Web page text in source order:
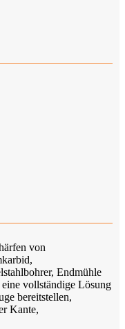
von
Endmühle
vollständige Lösung
bereitstellen,
Kante,